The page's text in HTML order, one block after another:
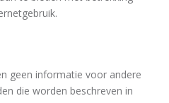
geen informatie voor andere
die worden beschreven in